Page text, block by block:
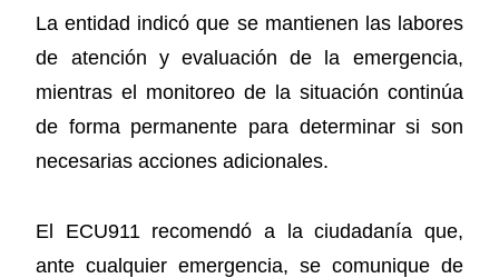
La entidad indicó que se mantienen las labores
de atención y evaluación de la emergencia,
mientras el monitoreo de la situación continúa
de forma permanente para determinar si son
necesarias acciones adicionales.
El ECU911 recomendó a la ciudadanía que,
ante cualquier emergencia, se comunique de